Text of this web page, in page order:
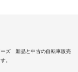
ーズ 新品と中古の自転車販売
。